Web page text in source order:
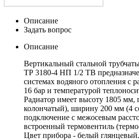
Описание
Задать вопрос
Описание
Вертикальный стальной
ТР 3180-4 НП 1/2 ТВ
системах водяного отопления с
16 бар и температурой
Радиатор имеет высоту 1805 мм,
колончатый), ширину 200 мм (4
подключение с межосевым
встроенный термовентиль
Цвет прибора - белый глянцевый.